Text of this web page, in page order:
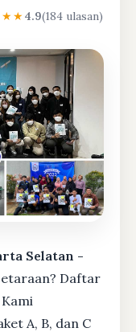
4.9(184 ulasan)
Selatan -
Daftar
A, B, dan C